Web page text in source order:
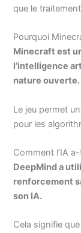
que le
Pourquoi
Minecraft est
l’intelligence
nature ouverte.
Le jeu permet
pour les
Comment l’IA
DeepMind a
renforcement
son IA.
Cela signifie